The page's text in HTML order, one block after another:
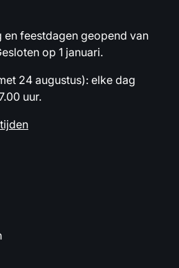
feestdagen geopend van
op 1 januari.
24 augustus): elke dag
uur.